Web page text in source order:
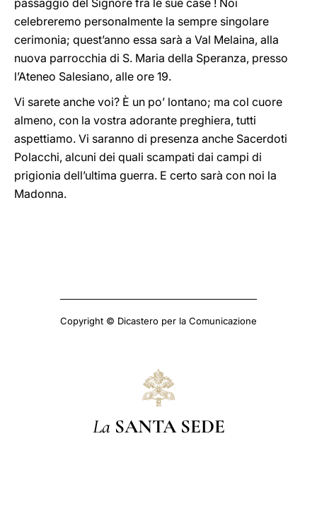
passaggio del Signore fra le sue case ! Noi
celebreremo personalmente la sempre singolare
cerimonia; quest’anno essa sarà a Val Melaina, alla
nuova parrocchia di S. Maria della Speranza, presso
l’Ateneo Salesiano, alle ore 19.
Vi sarete anche voi? È un po’ lontano; ma col cuore
almeno, con la vostra adorante preghiera, tutti
aspettiamo. Vi saranno di presenza anche Sacerdoti
Polacchi, alcuni dei quali scampati dai campi di
prigionia dell’ultima guerra. E certo sarà con noi la
Madonna.
Copyright © Dicastero per la Comunicazione
La SANTA SEDE